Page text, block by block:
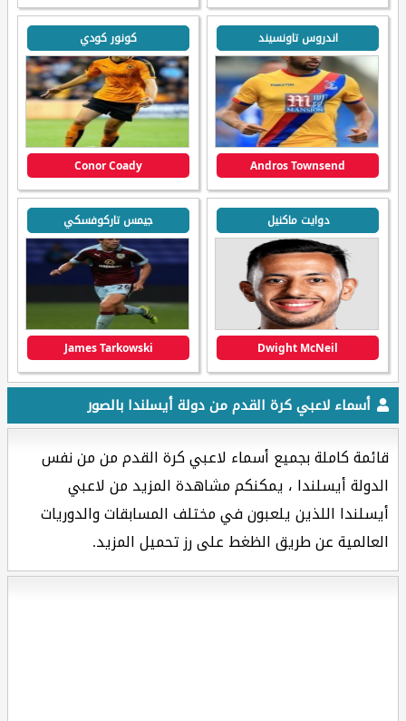
اندروس تاونسيند
Andros Townsend
كونور كودي
Conor Coady
دوايت ماكنيل
Dwight McNeil
جيمس تاركوفسكي
James Tarkowski
أسماء لاعبي كرة القدم من دولة أيسلندا بالصور
قائمة كاملة بجميع أسماء لاعبي كرة القدم من من نفس
الدولة أيسلندا ، يمكنكم مشاهدة المزيد من لاعبي
أيسلندا اللذين يلعبون في مختلف المسابقات والدوريات
العالمية عن طريق الظغط على رز تحميل المزيد.